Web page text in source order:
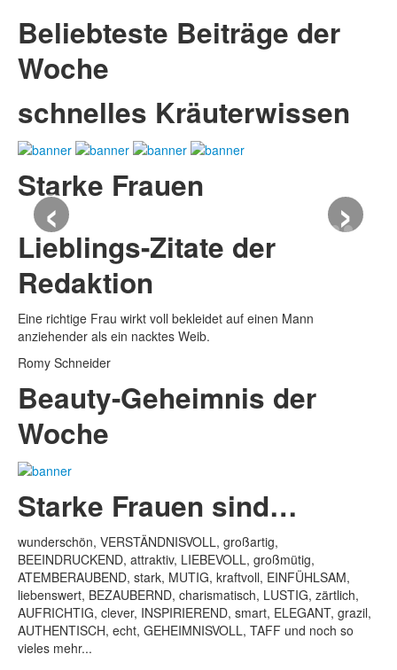
Beliebteste Beiträge der
Woche
schnelles Kräuterwissen
Starke Frauen
‹ ›
Lieblings-Zitate der
Redaktion
Eine richtige Frau wirkt voll bekleidet auf einen Mann
anziehender als ein nacktes Weib.
Romy Schneider
Beauty-Geheimnis der
Woche
Starke Frauen sind…
wunderschön, VERSTÄNDNISVOLL, großartig,
BEEINDRUCKEND, attraktiv, LIEBEVOLL, großmütig,
ATEMBERAUBEND, stark, MUTIG, kraftvoll, EINFÜHLSAM,
liebenswert, BEZAUBERND, charismatisch, LUSTIG, zärtlich,
AUFRICHTIG, clever, INSPIRIEREND, smart, ELEGANT, grazil,
AUTHENTISCH, echt, GEHEIMNISVOLL, TAFF und noch so
vieles mehr...